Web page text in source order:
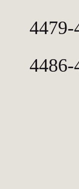
4479-
4486-